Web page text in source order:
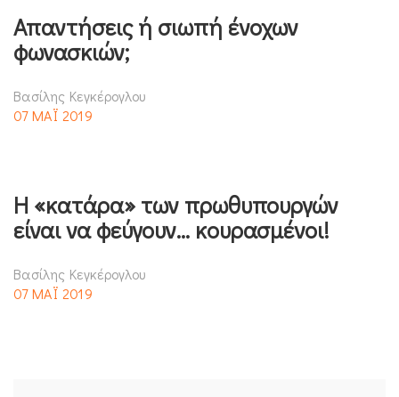
Απαντήσεις ή σιωπή ένοχων
φωνασκιών;
Βασίλης Κεγκέρογλου
07 ΜΑΪ 2019
Η «κατάρα» των πρωθυπουργών
είναι να φεύγουν… κουρασμένοι!
Βασίλης Κεγκέρογλου
07 ΜΑΪ 2019